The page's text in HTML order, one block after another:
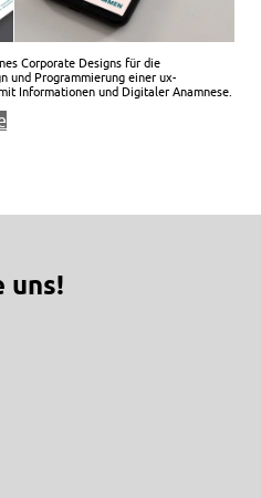
Corporate Designs für die
und Programmierung einer ux-
Informationen und Digitaler Anamnese.
uns!